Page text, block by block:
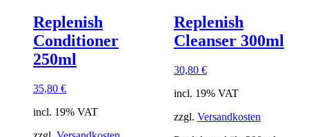
Replenish
Conditioner
250ml
35,80 €
incl. 19% VAT
Replenish
Cleanser 300ml
30,80 €
incl. 19% VAT
zzgl. Versandkosten